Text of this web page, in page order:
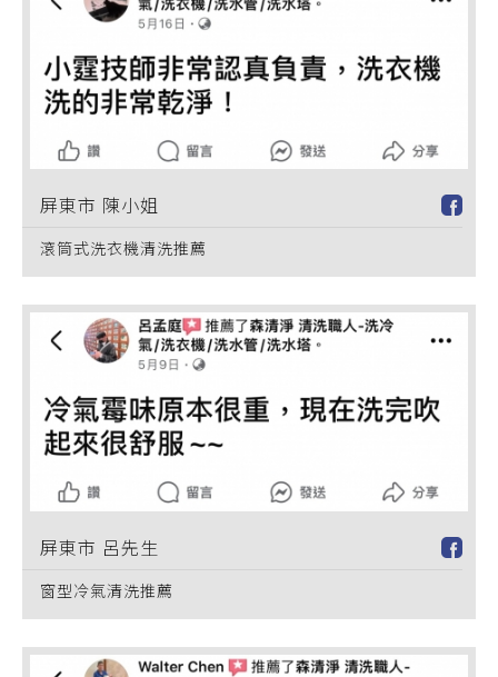
屏東市 陳小姐
滾筒式洗衣機清洗推薦
屏東市 呂先生
窗型冷氣清洗推薦